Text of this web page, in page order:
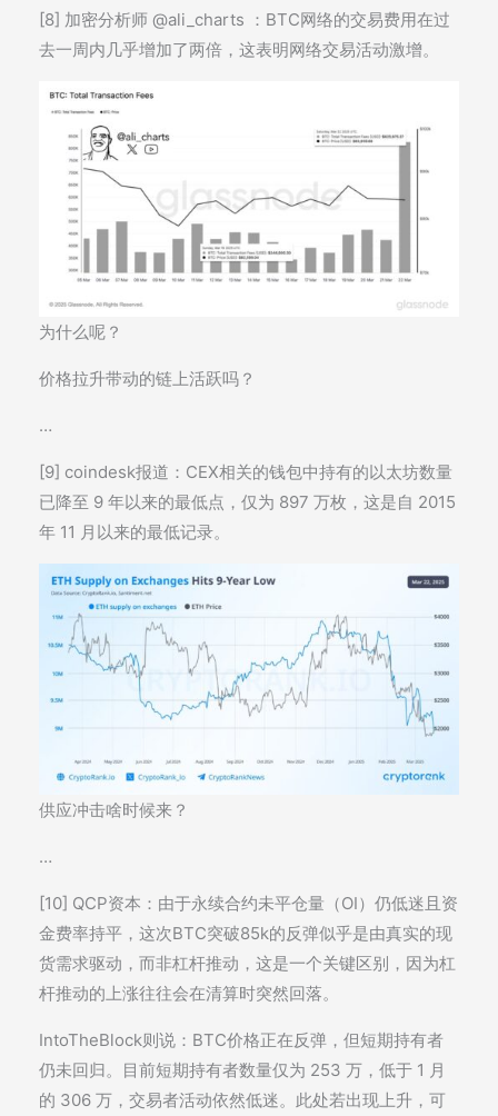
[8] 加密分析师 @ali_charts ：BTC网络的交易费用在过
去一周内几乎增加了两倍，这表明网络交易活动激增。
为什么呢？
价格拉升带动的链上活跃吗？
…
[9] coindesk报道：CEX相关的钱包中持有的以太坊数量
已降至 9 年以来的最低点，仅为 897 万枚，这是自 2015
年 11 月以来的最低记录。
供应冲击啥时候来？
…
[10] QCP资本：由于永续合约未平仓量（OI）仍低迷且资
金费率持平，这次BTC突破85k的反弹似乎是由真实的现
货需求驱动，而非杠杆推动，这是一个关键区别，因为杠
杆推动的上涨往往会在清算时突然回落。
IntoTheBlock则说：BTC价格正在反弹，但短期持有者
仍未回归。目前短期持有者数量仅为 253 万，低于 1 月
的 306 万，交易者活动依然低迷。此处若出现上升，可